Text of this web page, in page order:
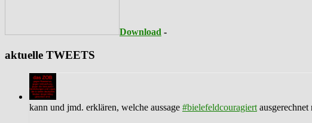
Download -
aktuelle TWEETS
kann und jmd. erklären, welche aussage #bielefeldcouragiert